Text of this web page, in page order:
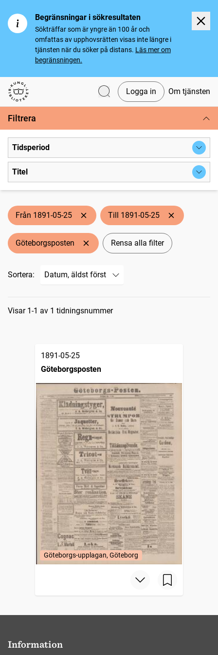
Begränsningar i sökresultaten
Sökträffar som är yngre än 100 år och
omfattas av upphovsrätten visas inte längre i
tjänsten när du söker på distans. Läs mer om
begränsningen.
Svenska tidningar
Logga in Om tjänsten
Filtrera
Tidsperiod
Titel
Från 1891-05-25 Till 1891-05-25
Göteborgsposten Rensa alla filter
Sortera:
Sökresultat
Visar 1-1 av 1 tidningsnummer
1891-05-25
Göteborgsposten
Göteborgs-upplagan, Göteborg
Information